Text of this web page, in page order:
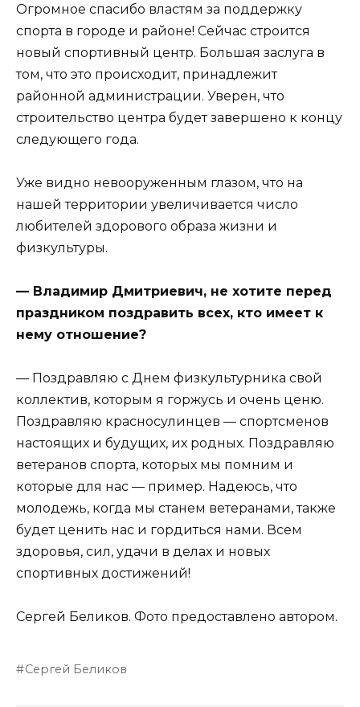
Огромное спасибо властям за поддержку
спорта в городе и районе! Сейчас строится
новый спортивный центр. Большая заслуга в
том, что это происходит, принадлежит
районной администрации. Уверен, что
строительство центра будет завершено к концу
следующего года.
Уже видно невооруженным глазом, что на
нашей территории увеличивается число
любителей здорового образа жизни и
физкультуры.
— Владимир Дмитриевич, не хотите перед
праздником поздравить всех, кто имеет к
нему отношение?
— Поздравляю с Днем физкультурника свой
коллектив, которым я горжусь и очень ценю.
Поздравляю красносулинцев — спортсменов
настоящих и будущих, их родных. Поздравляю
ветеранов спорта, которых мы помним и
которые для нас — пример. Надеюсь, что
молодежь, когда мы станем ветеранами, также
будет ценить нас и гордиться нами. Всем
здоровья, сил, удачи в делах и новых
спортивных достижений!
Сергей Беликов. Фото предоставлено автором.
Сергей Беликов